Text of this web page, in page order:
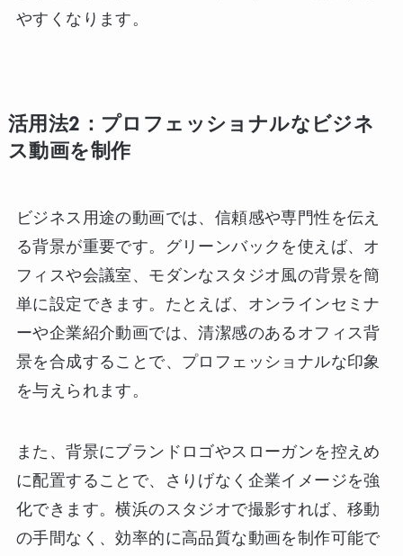
やすくなります。
活用法2：プロフェッショナルなビジネ
ス動画を制作
ビジネス用途の動画では、信頼感や専門性を伝え
る背景が重要です。グリーンバックを使えば、オ
フィスや会議室、モダンなスタジオ風の背景を簡
単に設定できます。たとえば、オンラインセミナ
ーや企業紹介動画では、清潔感のあるオフィス背
景を合成することで、プロフェッショナルな印象
を与えられます。
また、背景にブランドロゴやスローガンを控えめ
に配置することで、さりげなく企業イメージを強
化できます。横浜のスタジオで撮影すれば、移動
の手間なく、効率的に高品質な動画を制作可能で